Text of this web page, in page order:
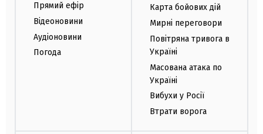
Прямий ефір
Відеоновини
Аудіоновини
Погода
Карта бойових дій
Мирні переговори
Повітряна тривога в
Україні
Масована атака по
Україні
Вибухи у Росії
Втрати ворога